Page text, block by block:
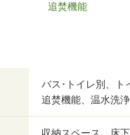
追焚機能
バス･トイレ別、ト
追焚機能、温水洗